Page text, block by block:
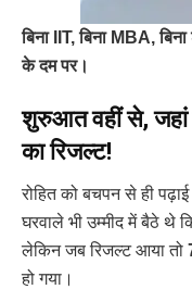
बिना IIT, बिना MBA,
के दम पर।
शुरुआत वहीं से, जहां
का रिजल्ट!
रोहित को बचपन से ही
घरवाले भी उम्मीद में बैठे थे
लेकिन जब रिजल्ट आया तो
हो गया।